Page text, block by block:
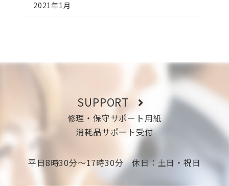
2021年1月
SUPPORT
修理・保守サポート用紙
消耗品サポート受付
平日8時30分〜17時30分 休日：土日・祝日